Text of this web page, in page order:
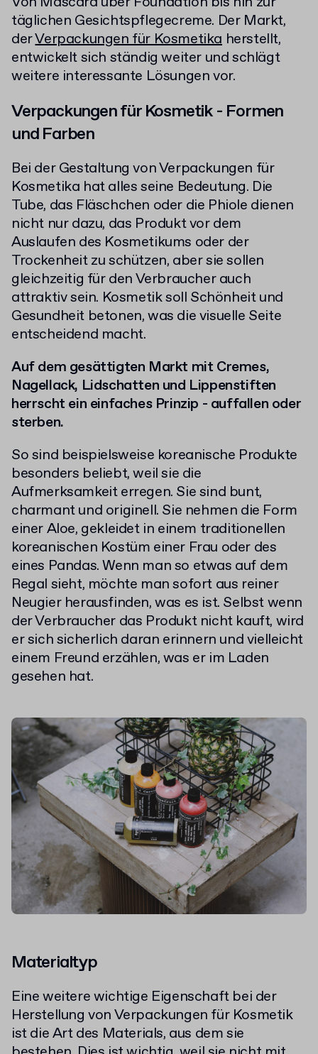
täglichen Gesichtspflegecreme. Der Markt,
derVerpackungen für Kosmetika herstellt,
entwickelt sich ständig weiter und schlägt
weitere interessante Lösungen vor.
Verpackungen für Kosmetik - Formen
und Farben
Bei der Gestaltung von Verpackungen für
Kosmetika hat alles seine Bedeutung. Die
Tube, das Fläschchen oder die Phiole dienen
nicht nur dazu, das Produkt vor dem
Auslaufen des Kosmetikums oder der
Trockenheit zu schützen, aber sie sollen
gleichzeitig für den Verbraucher auch
attraktiv sein. Kosmetik soll Schönheit und
Gesundheit betonen, was die visuelle Seite
entscheidend macht.
Auf dem gesättigten Markt mit Cremes,
Nagellack, Lidschatten und Lippenstiften
herrscht ein einfaches Prinzip - auffallen oder
sterben.
So sind beispielsweise koreanische Produkte
besonders beliebt, weil sie die
Aufmerksamkeit erregen. Sie sind bunt,
charmant und originell. Sie nehmen die Form
einer Aloe, gekleidet in einem traditionellen
koreanischen Kostüm einer Frau oder des
eines Pandas. Wenn man so etwas auf dem
Regal sieht, möchte man sofort aus reiner
Neugier herausfinden, was es ist. Selbst wenn
der Verbraucher das Produkt nicht kauft, wird
er sich sicherlich daran erinnern und vielleicht
einem Freund erzählen, was er im Laden
gesehen hat.
Materialtyp
Eine weitere wichtige Eigenschaft bei der
Herstellung von Verpackungen für Kosmetik
ist die Art des Materials, aus dem sie